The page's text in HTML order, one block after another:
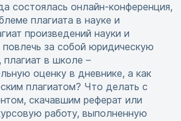
состоялась онлайн-конференция,
плагиата в науке и
произведений науки и
за собой юридическую
плагиат в школе –
оценку в дневнике, а как
плагиатом? Что делать с
скачавшим реферат или
работу, выполненную